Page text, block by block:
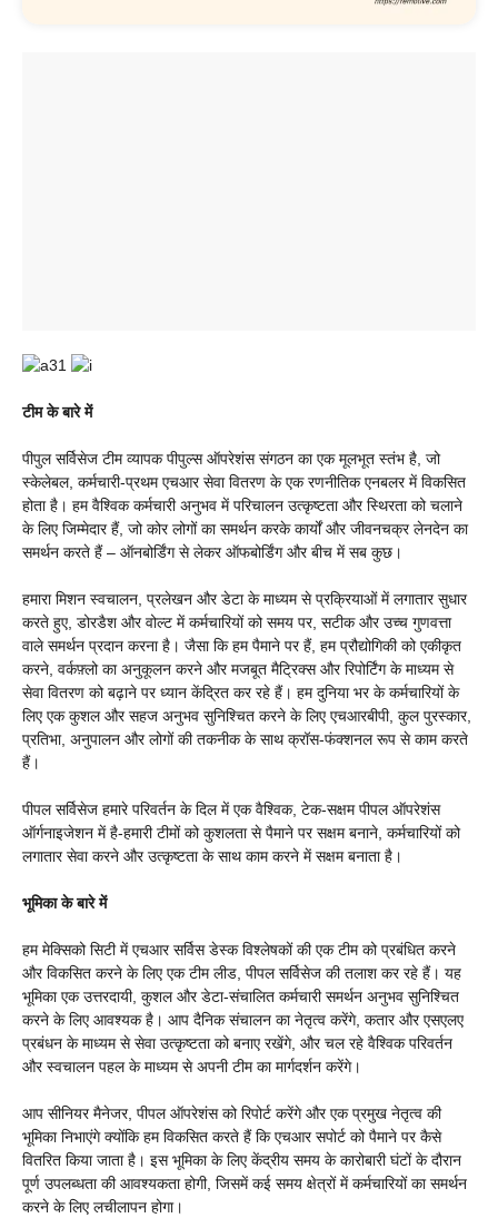
टीम के बारे में
पीपुल सर्विसेज टीम व्यापक पीपुल्स ऑपरेशंस संगठन का एक मूलभूत स्तंभ है, जो
स्केलेबल, कर्मचारी-प्रथम एचआर सेवा वितरण के एक रणनीतिक एनबलर में विकसित
होता है। हम वैश्विक कर्मचारी अनुभव में परिचालन उत्कृष्टता और स्थिरता को चलाने
के लिए जिम्मेदार हैं, जो कोर लोगों का समर्थन करके कार्यों और जीवनचक्र लेनदेन का
समर्थन करते हैं – ऑनबोर्डिंग से लेकर ऑफबोर्डिंग और बीच में सब कुछ।
हमारा मिशन स्वचालन, प्रलेखन और डेटा के माध्यम से प्रक्रियाओं में लगातार सुधार
करते हुए, डोरडैश और वोल्ट में कर्मचारियों को समय पर, सटीक और उच्च गुणवत्ता
वाले समर्थन प्रदान करना है। जैसा कि हम पैमाने पर हैं, हम प्रौद्योगिकी को एकीकृत
करने, वर्कफ़्लो का अनुकूलन करने और मजबूत मैट्रिक्स और रिपोर्टिंग के माध्यम से
सेवा वितरण को बढ़ाने पर ध्यान केंद्रित कर रहे हैं। हम दुनिया भर के कर्मचारियों के
लिए एक कुशल और सहज अनुभव सुनिश्चित करने के लिए एचआरबीपी, कुल पुरस्कार,
प्रतिभा, अनुपालन और लोगों की तकनीक के साथ क्रॉस-फंक्शनल रूप से काम करते
हैं।
पीपल सर्विसेज हमारे परिवर्तन के दिल में एक वैश्विक, टेक-सक्षम पीपल ऑपरेशंस
ऑर्गनाइजेशन में है-हमारी टीमों को कुशलता से पैमाने पर सक्षम बनाने, कर्मचारियों को
लगातार सेवा करने और उत्कृष्टता के साथ काम करने में सक्षम बनाता है।
भूमिका के बारे में
हम मेक्सिको सिटी में एचआर सर्विस डेस्क विश्लेषकों की एक टीम को प्रबंधित करने
और विकसित करने के लिए एक टीम लीड, पीपल सर्विसेज की तलाश कर रहे हैं। यह
भूमिका एक उत्तरदायी, कुशल और डेटा-संचालित कर्मचारी समर्थन अनुभव सुनिश्चित
करने के लिए आवश्यक है। आप दैनिक संचालन का नेतृत्व करेंगे, कतार और एसएलए
प्रबंधन के माध्यम से सेवा उत्कृष्टता को बनाए रखेंगे, और चल रहे वैश्विक परिवर्तन
और स्वचालन पहल के माध्यम से अपनी टीम का मार्गदर्शन करेंगे।
आप सीनियर मैनेजर, पीपल ऑपरेशंस को रिपोर्ट करेंगे और एक प्रमुख नेतृत्व की
भूमिका निभाएंगे क्योंकि हम विकसित करते हैं कि एचआर सपोर्ट को पैमाने पर कैसे
वितरित किया जाता है। इस भूमिका के लिए केंद्रीय समय के कारोबारी घंटों के दौरान
पूर्ण उपलब्धता की आवश्यकता होगी, जिसमें कई समय क्षेत्रों में कर्मचारियों का समर्थन
करने के लिए लचीलापन होगा।